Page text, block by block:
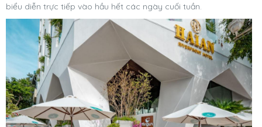
biểu diễn trực tiếp vào hầu hết các ngày cuối tuần.